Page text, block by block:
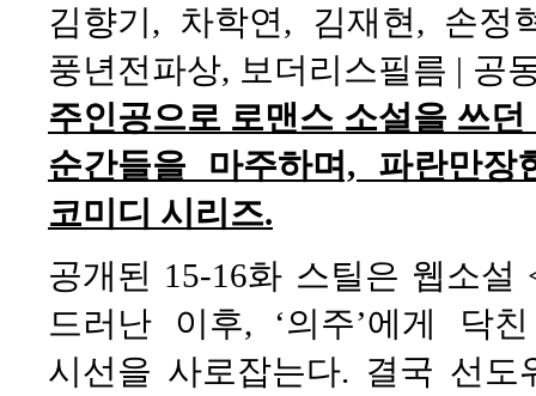
김향기, 차학연, 김재현, 손
풍년전파상, 보더리스필름 | 공
주인공으로 로맨스 소설을 쓰
순간들을 마주하며, 파란만
코미디 시리즈.
공개된 15-16화 스틸은 웹소설
드러난 이후, ‘의주’에게 닥
시선을 사로잡는다. 결국 선도